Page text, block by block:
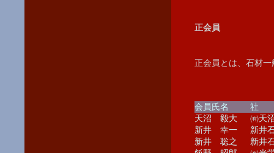
正会員
正会員とは、石材
会員氏名
社
天沼 毅大
㈲天
新井 幸一
新井
新井 聡之
新井